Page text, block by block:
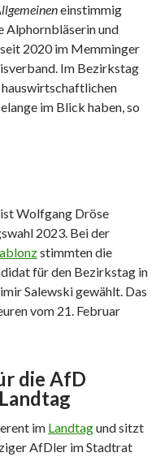
einstimmig
Alphornbläserin und
2020 im Memminger
Im Bezirkstag
im Blick haben, so
ist Wolfgang Dröse
2023. Bei der
stimmten die
für den Bezirkstag in
Salewski gewählt. Das
vom 21. Februar
die AfD
im Landtagund sitzt
AfDler im Stadtrat